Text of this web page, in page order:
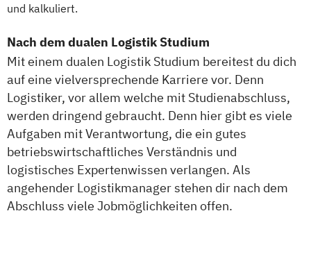
und kalkuliert.
Nach dem dualen Logistik Studium
Mit einem dualen Logistik Studium bereitest du dich
auf eine vielversprechende Karriere vor. Denn
Logistiker, vor allem welche mit Studienabschluss,
werden dringend gebraucht. Denn hier gibt es viele
Aufgaben mit Verantwortung, die ein gutes
betriebswirtschaftliches Verständnis und
logistisches Expertenwissen verlangen. Als
angehender Logistikmanager stehen dir nach dem
Abschluss viele Jobmöglichkeiten offen.